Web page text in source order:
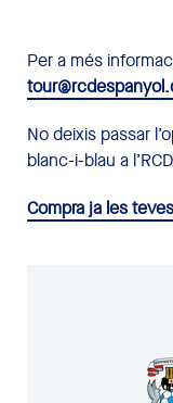
Per a més
No deixis passar
blanc-i-blau a
Compra ja les